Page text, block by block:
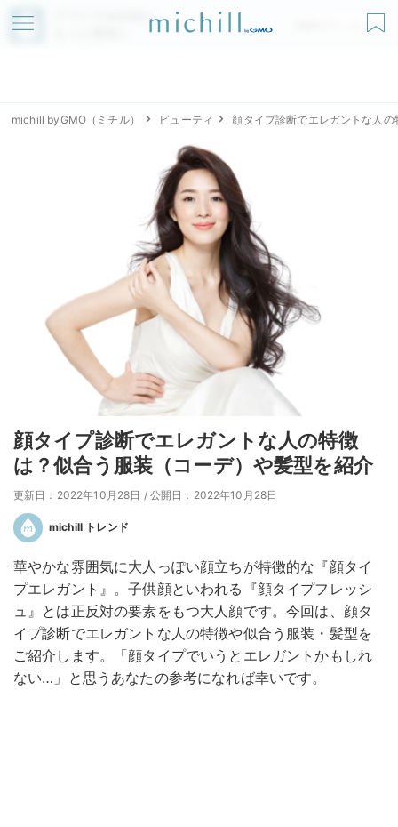
アプリでmichillが
無料ダウンロード
michill byGMO（ミチル） ビューティ 顔タイプ診断でエレガントな人
顔タイプ診断でエレガントな人の特徴
は？似合う服装（コーデ）や髪型を紹介
更新日：2022年10月28日 / 公開日：2022年10月28日
michill トレンド
華やかな雰囲気に大人っぽい顔立ちが特徴的な『顔タイ
プエレガント』。子供顔といわれる『顔タイプフレッシ
ュ』とは正反対の要素をもつ大人顔です。今回は、顔タ
イプ診断でエレガントな人の特徴や似合う服装・髪型を
ご紹介します。「顔タイプでいうとエレガントかもしれ
ない…」と思うあなたの参考になれば幸いです。